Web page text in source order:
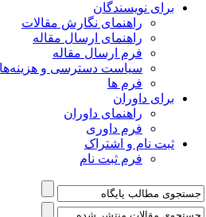
برای نویسندگان
راهنمای نگارش مقالات
راهنمای ارسال مقاله
فرم ارسال مقاله
سیاست دسترسی و هزینه‌های
فرم ها
برای داوران
راهنمای داوران
فرم داوری
ثبت نام و اشتراک
فرم ثبت نام